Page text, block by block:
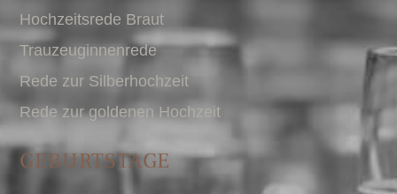
Hochzeitsrede Braut
Trauzeuginnenrede
Rede zur Silberhochzeit
Rede zur goldenen Hochzeit
GEBURTSTAGE